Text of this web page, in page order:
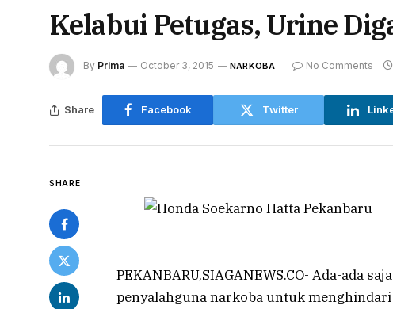
Kelabui Petugas, Urine
By Prima October 3, 2015 NARKOBA No Comments
Share Facebook Twitter
SHARE
PEKANBARU,SIAGANEWS.CO- Ada-ada
penyalahguna narkoba untuk